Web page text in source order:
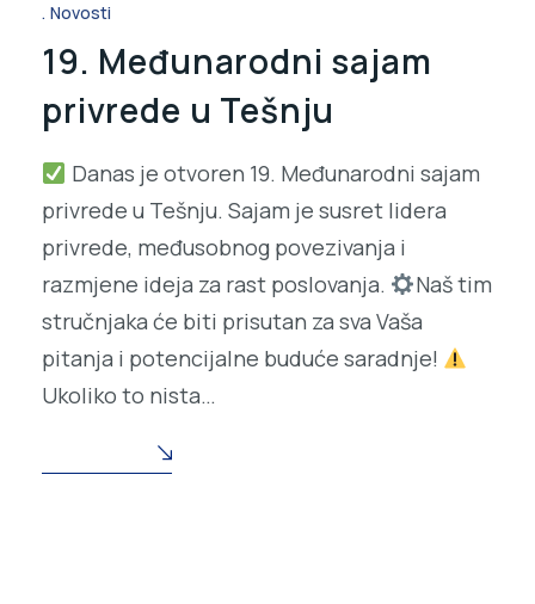
Novosti
19. Međunarodni sajam
privrede u Tešnju
Danas je otvoren 19. Međunarodni sajam
privrede u Tešnju. Sajam je susret lidera
privrede, međusobnog povezivanja i
razmjene ideja za rast poslovanja.
Naš tim
stručnjaka će biti prisutan za sva Vaša
pitanja i potencijalne buduće saradnje!
Ukoliko to nista…